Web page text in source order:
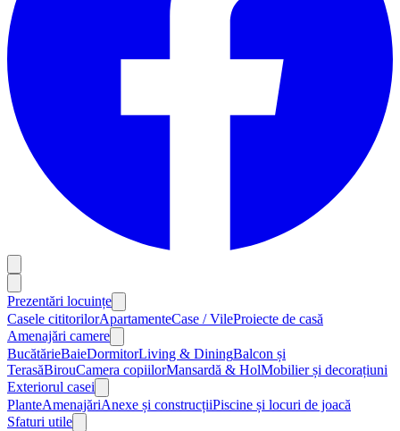
Prezentări locuințe
Casele cititorilorApartamenteCase / VileProiecte de casă
Amenajări camere
BucătărieBaieDormitorLiving & DiningBalcon și
TerasăBirouCamera copiilorMansardă & HolMobilier și decorațiuni
Exteriorul casei
PlanteAmenajăriAnexe și construcțiiPiscine și locuri de joacă
Sfaturi utile